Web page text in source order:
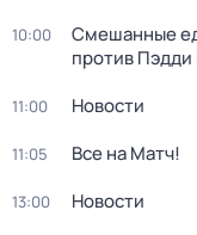
10:00
Смешанные
против
11:00 Новости
11:05 Все на Матч!
13:00 Новости